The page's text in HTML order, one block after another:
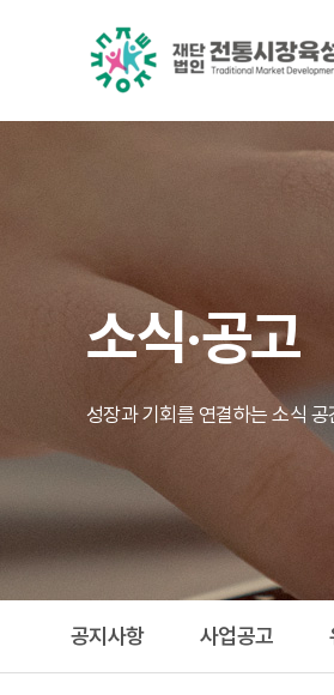
소식·공고
성장과 기회를 연결하는 소식 공
공지사항 사업공고